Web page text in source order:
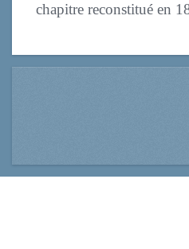
chapitre reconstitué en